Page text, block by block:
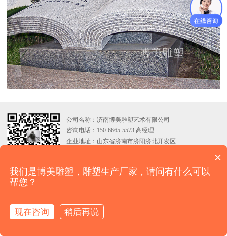
公司名称：济南博美雕塑艺术有限公司
咨询电话：150-6665-5573 高经理
企业地址：山东省济南市济阳济北开发区
×
我们是博美雕塑，雕塑生产厂家，请问有什么可以
帮您？
现在咨询
稍后再说
在线咨询